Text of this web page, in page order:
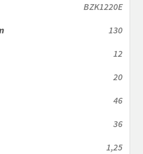
BZK1220E
130
12
20
46
36
1,25